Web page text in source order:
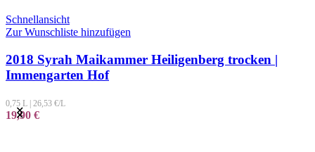
Schnellansicht
Zur Wunschliste hinzufügen
2018 Syrah Maikammer Heiligenberg trocken |
Immengarten Hof
0,75 L | 26,53 €/L
19,90 €